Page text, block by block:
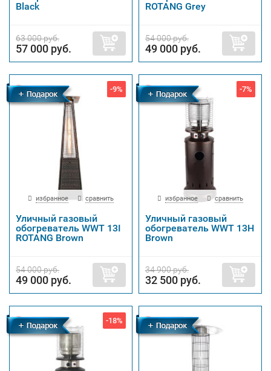
Black
63 000 руб.
57 000 руб.
ROTANG Grey
54 000 руб.
49 000 руб.
Бесплатная
доставка
-9%
избранное сравнить
Уличный газовый
обогреватель WWT 13I
ROTANG Brown
54 000 руб.
49 000 руб.
Бесплатная
доставка
-7%
избранное сравнить
Уличный газовый
обогреватель WWT 13H
Brown
34 900 руб.
32 500 руб.
Бесплатная
доставка
-18%
Бесплатная
доставка